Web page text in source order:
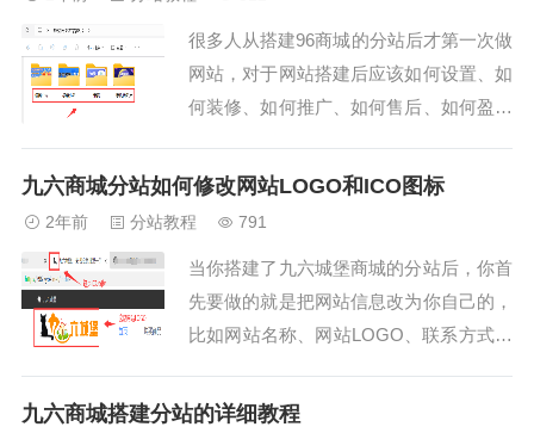
站管理后台，点击【用户列表】，就会出
现从你分站注...
很多人从搭建96商城的分站后才第一次做
网站，对于网站搭建后应该如何设置、如
何装修、如何推广、如何售后、如何盈利
会撰写相关的教程教大家。其实这跟我们
LOGO，然后要把网站装修的好看一点，
给人第一...
九六商城分站如何修改网站LOGO和ICO图标
2年前 分站教程 791
当你搭建了九六城堡商城的分站后，你首
先要做的就是把网站信息改为你自己的，
比如网站名称、网站LOGO、联系方式及
建分站时应该就已经设置好了的，所以今
九六商城搭建分站的详细教程